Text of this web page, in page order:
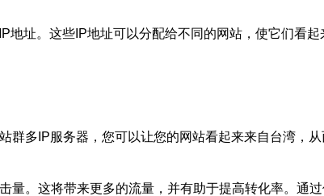
址。这些IP地址可以分配给不同的网站，使它们看
多IP服务器，您可以让您的网站看起来来自台湾，
量。这将带来更多的流量，并有助于提高转化率。通